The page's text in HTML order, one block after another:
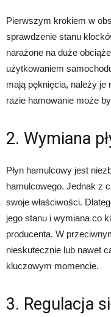
Pierwszym krokiem w
sprawdzenie stanu
narażone na duże
użytkowaniem
mają pęknięcia, należy
razie hamowanie może
2. Wymiana
Płyn hamulcowy jest
hamulcowego. Jednak z
swoje właściwości.
jego stanu i wymiana co
producenta. W
nieskutecznie lub nawet
kluczowym momencie.
3. Regulacja